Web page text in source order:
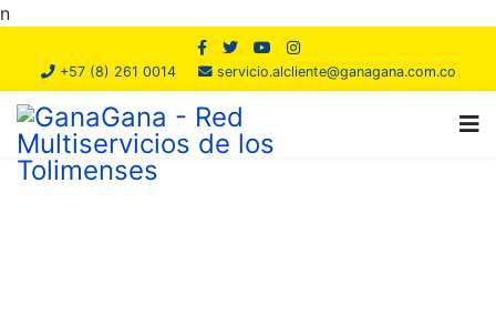
n
+57 (8) 261 0014 servicio.alcliente@ganagana.com.co